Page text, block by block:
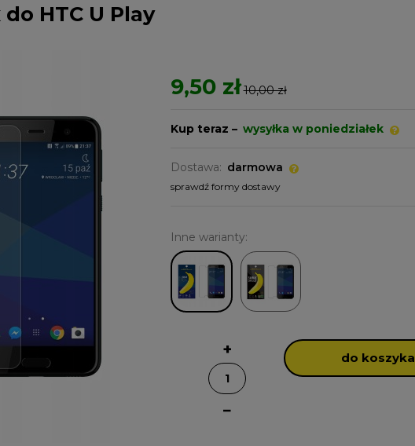
HTC U Play
9,50 zł 10,00 zł
Kup teraz – wysyłka w poniedziałek
Dostawa: darmowa
sprawdź formy dostawy
+
−
do koszyka